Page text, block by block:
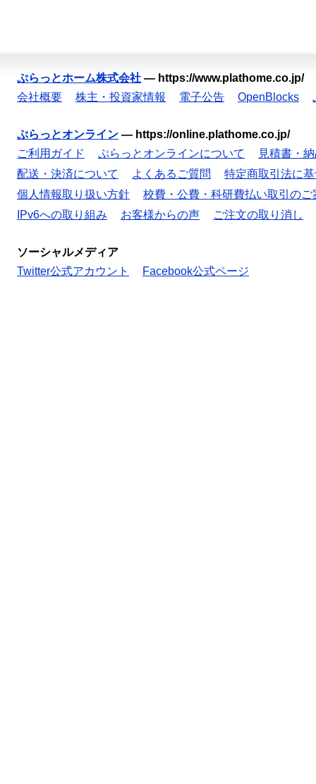
ぷらっとホーム株式会社 — https://www.plathome.co.jp/
会社概要
株主・投資家情報 電子公告 OpenBlocks
ぷらっとオンライン — https://online.plathome.co.jp/
ご利用ガイド
ぷらっとオンラインについて
見積書・
配送・決済について
よくあるご質問
特定商取引法に
個人情報取り扱い方針
校費・公費・科研費払い取引のご
IPv6への取り組み
お客様からの声 ご注文の取り消し
ソーシャルメディア
Twitter公式アカウント
Facebook公式ページ